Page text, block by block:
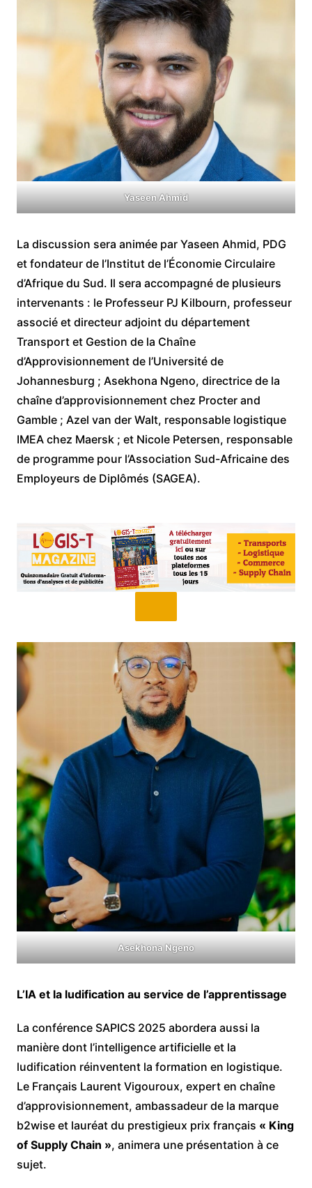
Yaseen Ahmid
La discussion sera animée par Yaseen Ahmid, PDG
et fondateur de l’Institut de l’Économie Circulaire
d’Afrique du Sud. Il sera accompagné de plusieurs
intervenants : le Professeur PJ Kilbourn, professeur
associé et directeur adjoint du département
Transport et Gestion de la Chaîne
d’Approvisionnement de l’Université de
Johannesburg ; Asekhona Ngeno, directrice de la
chaîne d’approvisionnement chez Procter and
Gamble ; Azel van der Walt, responsable logistique
IMEA chez Maersk ; et Nicole Petersen, responsable
de programme pour l’Association Sud-Africaine des
Employeurs de Diplômés (SAGEA).
Asekhona Ngeno
L’IA et la ludification au service de l’apprentissage
La conférence SAPICS 2025 abordera aussi la
manière dont l’intelligence artificielle et la
ludification réinventent la formation en logistique.
Le Français Laurent Vigouroux, expert en chaîne
d’approvisionnement, ambassadeur de la marque
b2wise et lauréat du prestigieux prix français « King
of Supply Chain », animera une présentation à ce
sujet.